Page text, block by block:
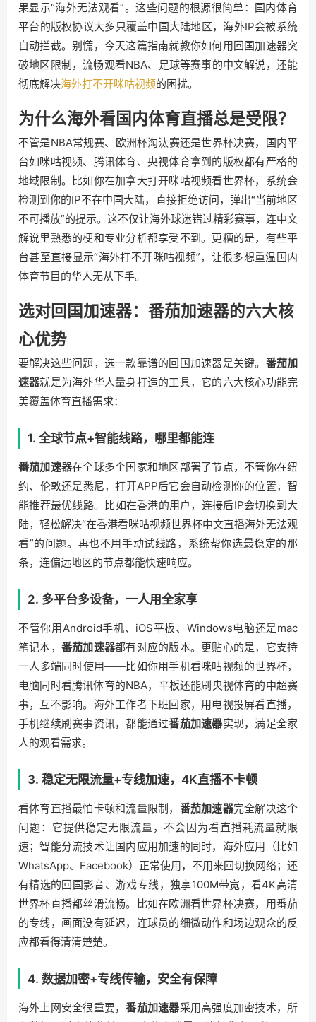
果显示“海外无法观看”。这些问题的根源很简单：国内体育
平台的版权协议大多只覆盖中国大陆地区，海外IP会被系统
自动拦截。别慌，今天这篇指南就教你如何用回国加速器突
破地区限制，流畅观看NBA、足球等赛事的中文解说，还能
彻底解决海外打不开咪咕视频的困扰。
为什么海外看国内体育直播总是受限？
不管是NBA常规赛、欧洲杯淘汰赛还是世界杯决赛，国内平
台如咪咕视频、腾讯体育、央视体育拿到的版权都有严格的
地域限制。比如你在加拿大打开咪咕视频看世界杯，系统会
检测到你的IP不在中国大陆，直接拒绝访问，弹出“当前地区
不可播放”的提示。这不仅让海外球迷错过精彩赛事，连中文
解说里熟悉的梗和专业分析都享受不到。更糟的是，有些平
台甚至直接显示“海外打不开咪咕视频”，让很多想重温国内
体育节目的华人无从下手。
选对回国加速器：番茄加速器的六大核
心优势
要解决这些问题，选一款靠谱的回国加速器是关键。 番茄加
速器就是为海外华人量身打造的工具，它的六大核心功能完
美覆盖体育直播需求：
1. 全球节点+智能线路，哪里都能连
番茄加速器在全球多个国家和地区部署了节点，不管你在纽
约、伦敦还是悉尼，打开APP后它会自动检测你的位置，智
能推荐最优线路。比如在香港的用户，连接后IP会切换到大
陆，轻松解决“在香港看咪咕视频世界杯中文直播海外无法观
看”的问题。再也不用手动试线路，系统帮你选最稳定的那
条，连偏远地区的节点都能快速响应。
2. 多平台多设备，一人用全家享
不管你用Android手机、iOS平板、Windows电脑还是mac
笔记本， 番茄加速器都有对应的版本。更贴心的是，它支持
一人多端同时使用——比如你用手机看咪咕视频的世界杯，
电脑同时看腾讯体育的NBA，平板还能刷央视体育的中超赛
事，互不影响。海外工作者下班回家，用电视投屏看直播，
手机继续刷赛事资讯，都能通过番茄加速器实现，满足全家
人的观看需求。
3. 稳定无限流量+专线加速，4K直播不卡顿
看体育直播最怕卡顿和流量限制， 番茄加速器完全解决这个
问题：它提供稳定无限流量，不会因为看直播耗流量就限
速；智能分流技术让国内应用加速的同时，海外应用（比如
WhatsApp、Facebook）正常使用，不用来回切换网络；还
有精选的回国影音、游戏专线，独享100M带宽，看4K高清
世界杯直播都丝滑流畅。比如在欧洲看世界杯决赛，用番茄
的专线，画面没有延迟，连球员的细微动作和场边观众的反
应都看得清清楚楚。
4. 数据加密+专线传输，安全有保障
海外上网安全很重要，番茄加速器采用高强度加密技术，所